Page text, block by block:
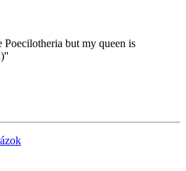
but my queen is
''